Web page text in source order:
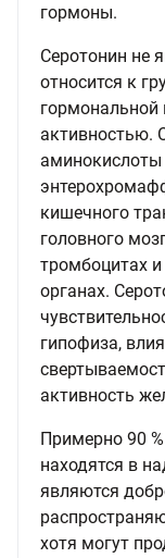
гормоны.
Серотонин не
относится к
гормональной
активностью.
аминокислоты
кишечного
головного
тромбоцитах
органах.
гипофиза,
активность
Примерно 90
находятся в
являются
хотя могут